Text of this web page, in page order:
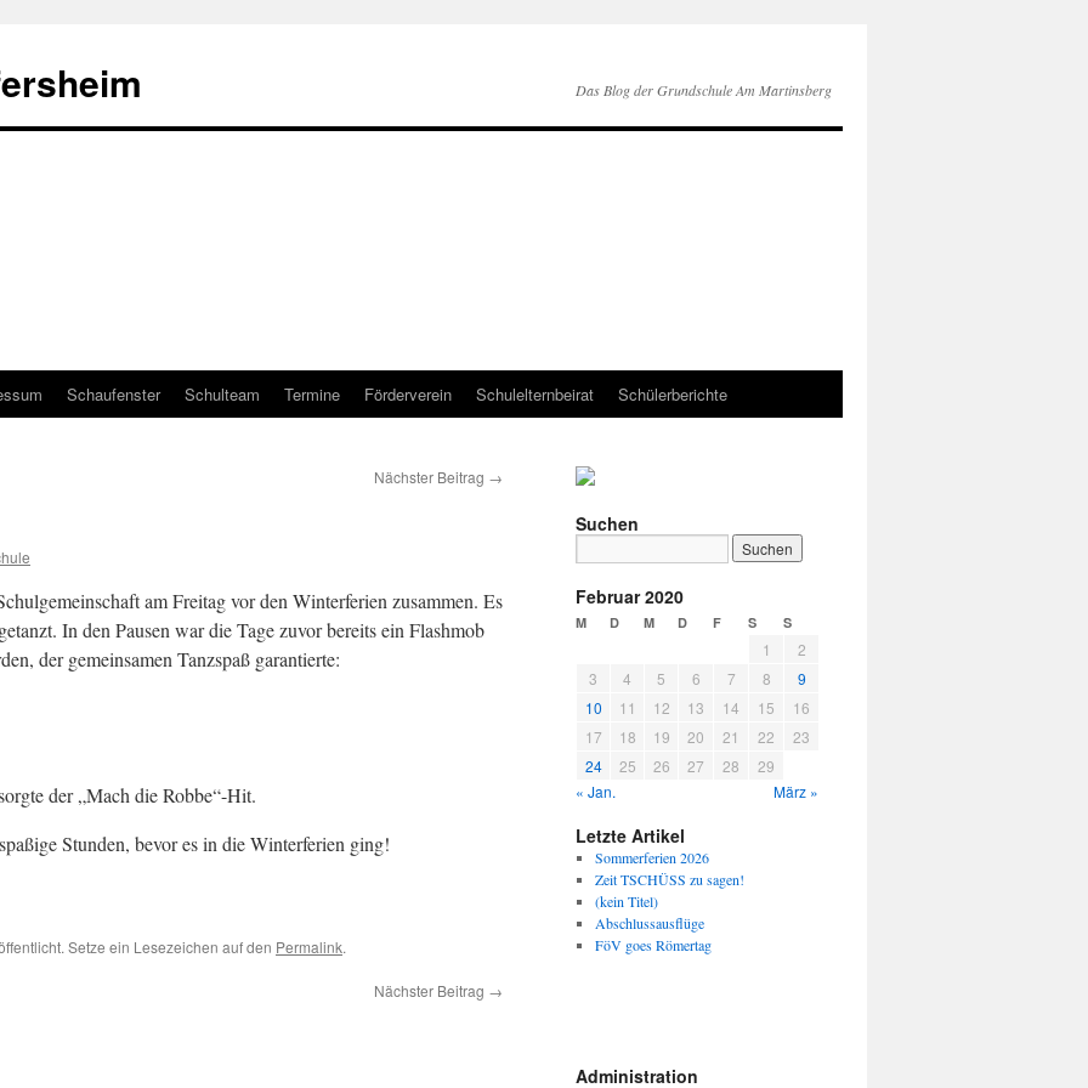
Das Blog der Grundschule Am Martinsberg
Schaufenster Schulteam Termine Förderverein Schulelternbeirat Schülerberichte
Nächster Beitrag →
am Freitag vor den Winterferien zusammen. Es
In den Pausen war die Tage zuvor bereits ein Flashmob
der gemeinsamen Tanzspaß garantierte:
der „Mach die Robbe“-Hit.
Stunden, bevor es in die Winterferien ging!
Setze ein Lesezeichen auf den Permalink.
Nächster Beitrag →
Suchen
Februar 2020
M D M D F S S
1
2
3
4 5 6 7 8
9
10
11 12 13 14 15
16
17
18 19 20 21 22
23
24
25 26 27 28
29
« Jan.
März »
Letzte Artikel
Sommerferien 2026
Zeit TSCHÜSS zu sagen!
(kein Titel)
Abschlussausflüge
FöV goes Römertag
Administration